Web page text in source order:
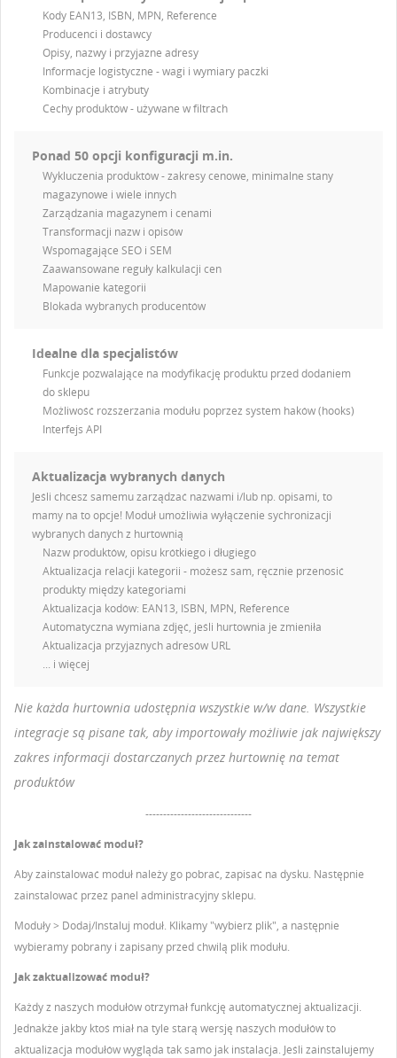
Kody EAN13, ISBN, MPN, Reference
Producenci i dostawcy
Opisy, nazwy i przyjazne adresy
Informacje logistyczne - wagi i wymiary paczki
Kombinacje i atrybuty
Cechy produktów - używane w filtrach
Ponad 50 opcji konfiguracji m.in.
Wykluczenia produktów - zakresy cenowe, minimalne stany
magazynowe i wiele innych
Zarządzania magazynem i cenami
Transformacji nazw i opisów
Wspomagające SEO i SEM
Zaawansowane reguły kalkulacji cen
Mapowanie kategorii
Blokada wybranych producentów
Idealne dla specjalistów
Funkcje pozwalające na modyfikację produktu przed dodaniem
do sklepu
Możliwość rozszerzania modułu poprzez system haków (hooks)
Interfejs API
Aktualizacja wybranych danych
Jeśli chcesz samemu zarządzać nazwami i/lub np. opisami, to
mamy na to opcje! Moduł umożliwia wyłączenie sychronizacji
wybranych danych z hurtownią
Nazw produktów, opisu krótkiego i długiego
Aktualizacja relacji kategorii - możesz sam, ręcznie przenosić
produkty między kategoriami
Aktualizacja kodów: EAN13, ISBN, MPN, Reference
Automatyczna wymiana zdjęć, jeśli hurtownia je zmieniła
Aktualizacja przyjaznych adresów URL
... i więcej
Nie każda hurtownia udostępnia wszystkie w/w dane. Wszystkie
integracje są pisane tak, aby importowały możliwie jak największy
zakres informacji dostarczanych przez hurtownię na temat
produktów
------------------------------
Jak zainstalować moduł?
Aby zainstalować moduł należy go pobrać, zapisać na dysku. Następnie
zainstalować przez panel administracyjny sklepu.
Moduły > Dodaj/Instaluj moduł. Klikamy "wybierz plik", a następnie
wybieramy pobrany i zapisany przed chwilą plik modułu.
Jak zaktualizować moduł?
Każdy z naszych modułów otrzymał funkcję automatycznej aktualizacji.
Jednakże jakby ktoś miał na tyle starą wersję naszych modułów to
aktualizacja modułów wygląda tak samo jak instalacja. Jeśli zainstalujemy